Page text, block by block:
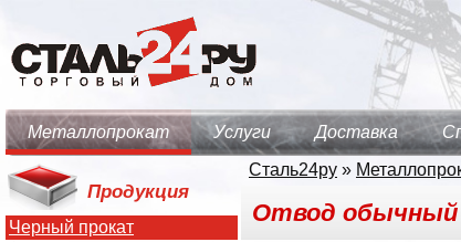
Металлопрокат Услуги Доставка
Продукция
Черный прокат
Сталь24ру »
Отвод обычный